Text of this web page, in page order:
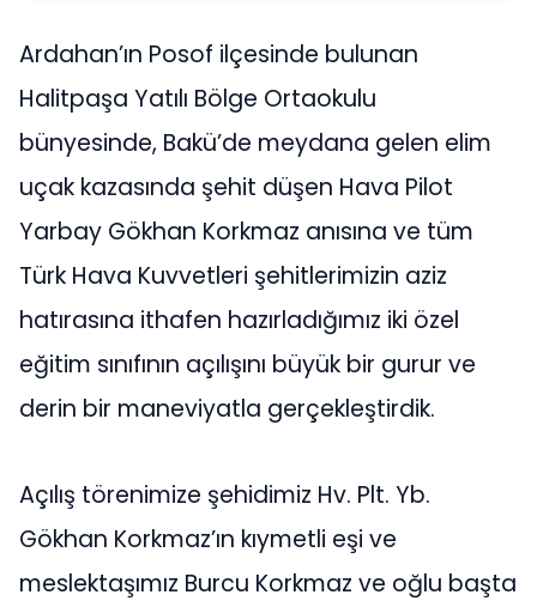
Ardahan’ın Posof ilçesinde bulunan
Halitpaşa Yatılı Bölge Ortaokulu
bünyesinde, Bakü’de meydana gelen elim
uçak kazasında şehit düşen Hava Pilot
Yarbay Gökhan Korkmaz anısına ve tüm
Türk Hava Kuvvetleri şehitlerimizin aziz
hatırasına ithafen hazırladığımız iki özel
eğitim sınıfının açılışını büyük bir gurur ve
derin bir maneviyatla gerçekleştirdik.
Açılış törenimize şehidimiz Hv. Plt. Yb.
Gökhan Korkmaz’ın kıymetli eşi ve
meslektaşımız Burcu Korkmaz ve oğlu başta